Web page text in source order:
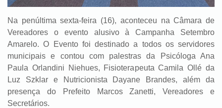
Na penúltima sexta-feira (16), aconteceu na Câmara de
Vereadores o evento alusivo à Campanha Setembro
Amarelo. O Evento foi destinado a todos os servidores
municipais e contou com palestras da Psicóloga Ana
Paula Orlandini Niehues, Fisioterapeuta Camila Ollé da
Luz Szklar e Nutricionista Dayane Brandes, além da
presença do Prefeito Marcos Zanetti, Vereadores e
Secretários.